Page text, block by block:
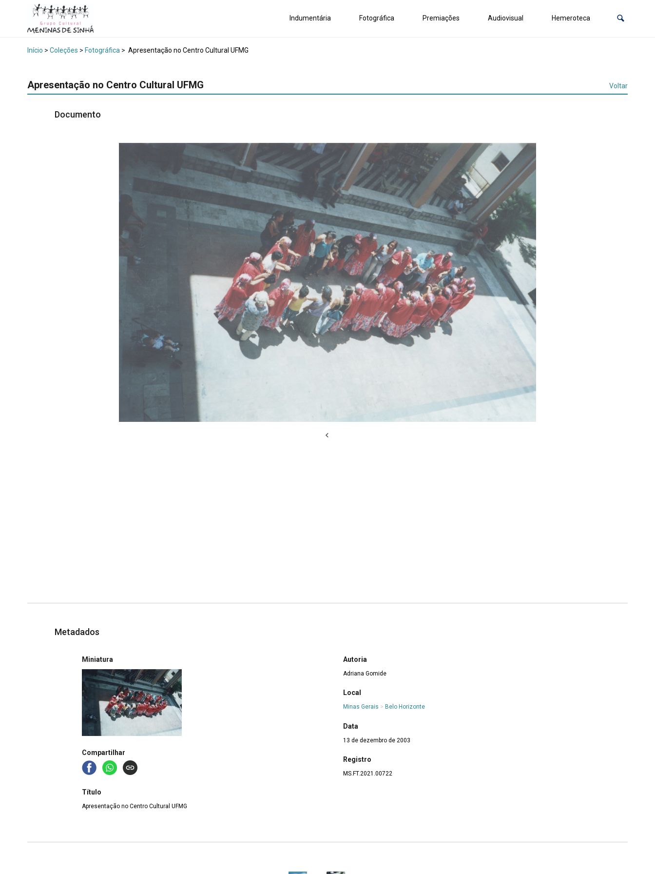
Indumentária Fotográfica Premiações Audiovisual Hemeroteca
Início > Coleções > Fotográfica > Apresentação no Centro Cultural UFMG
Apresentação no Centro Cultural UFMG Voltar
Documento
Metadados
Miniatura
Compartilhar
Título
Apresentação no Centro Cultural UFMG
Autoria
Adriana Gomide
Local
Minas Gerais > Belo Horizonte
Data
13 de dezembro de 2003
Registro
MS.FT.2021.00722